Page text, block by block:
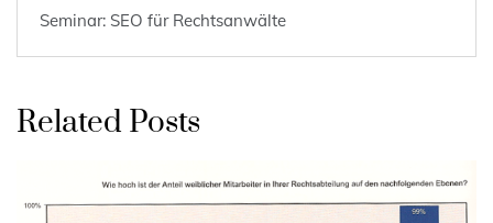
Seminar: SEO für Rechtsanwälte
Related Posts